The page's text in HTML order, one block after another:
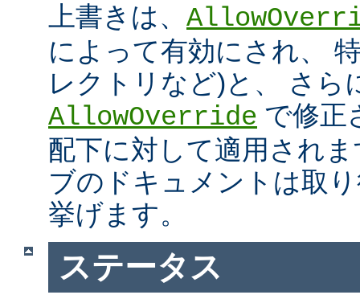
上書きは、
によって有効にされ、
レクトリなど)と、 さら
AllowOverride で修正
配下に対して適用され
ブのドキュメントは取
挙げます。
ステータス